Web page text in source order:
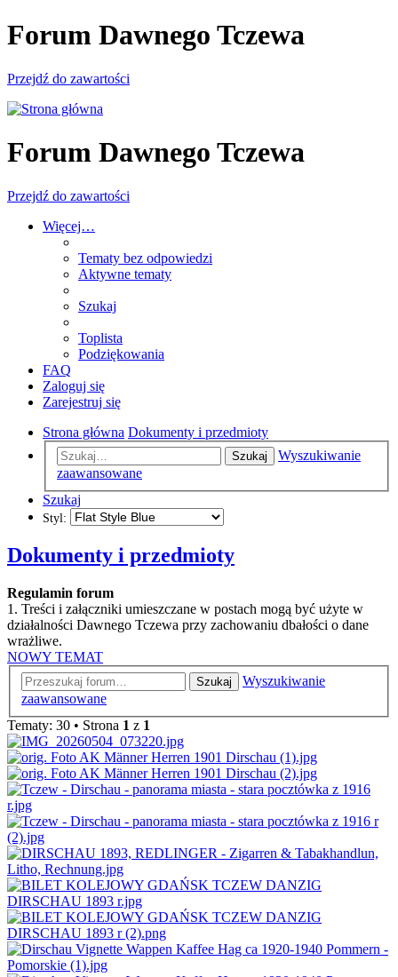
Forum Dawnego Tczewa
Przejdź do zawartości
Forum Dawnego Tczewa
Przejdź do zawartości
Więcej…
Tematy bez odpowiedzi
Aktywne tematy
Szukaj
Toplista
Podziękowania
FAQ
Zaloguj się
Zarejestruj się
Strona główna Dokumenty i przedmioty
Szukaj
Wyszukiwanie
zaawansowane
Szukaj
Styl:
Dokumenty i przedmioty
Regulamin forum
1. Treści i załączniki umieszczane w postach mogą być użyte w
działalności Dawnego Tczewa przy zachowaniu dbałości o dane
wrażliwe.
NOWY TEMAT
Szukaj
Wyszukiwanie
zaawansowane
Tematy: 30 • Strona 1 z 1